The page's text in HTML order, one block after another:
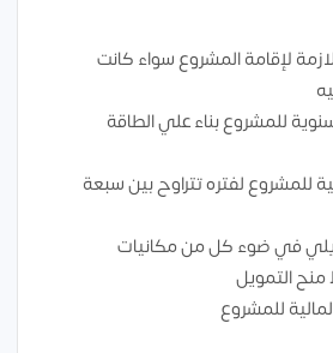
لإقامة المشروع سواء كانت
للمشروع بناء علي الطاقة
للمشروع لفتره تتراوح بين سبعة
في ضوء كل من مكانيات
التمويل
للمشروع